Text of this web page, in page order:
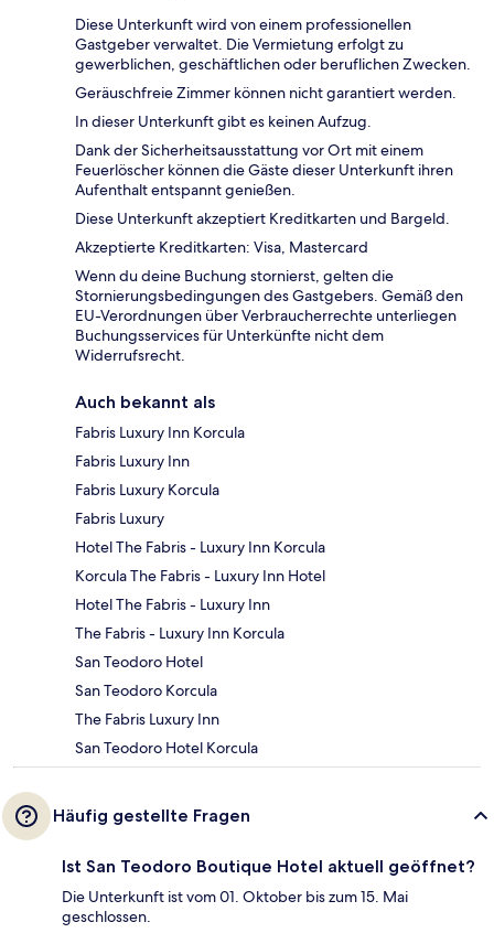
Diese Unterkunft wird von einem professionellen
Gastgeber verwaltet. Die Vermietung erfolgt zu
gewerblichen, geschäftlichen oder beruflichen Zwecken.
Geräuschfreie Zimmer können nicht garantiert werden.
In dieser Unterkunft gibt es keinen Aufzug.
Dank der Sicherheitsausstattung vor Ort mit einem
Feuerlöscher können die Gäste dieser Unterkunft ihren
Aufenthalt entspannt genießen.
Diese Unterkunft akzeptiert Kreditkarten und Bargeld.
Akzeptierte Kreditkarten: Visa, Mastercard
Wenn du deine Buchung stornierst, gelten die
Stornierungsbedingungen des Gastgebers. Gemäß den
EU-Verordnungen über Verbraucherrechte unterliegen
Buchungsservices für Unterkünfte nicht dem
Widerrufsrecht.
Auch bekannt als
Fabris Luxury Inn Korcula
Fabris Luxury Inn
Fabris Luxury Korcula
Fabris Luxury
Hotel The Fabris - Luxury Inn Korcula
Korcula The Fabris - Luxury Inn Hotel
Hotel The Fabris - Luxury Inn
The Fabris - Luxury Inn Korcula
San Teodoro Hotel
San Teodoro Korcula
The Fabris Luxury Inn
San Teodoro Hotel Korcula
Häufig gestellte Fragen
Ist San Teodoro Boutique Hotel aktuell geöffnet?
Die Unterkunft ist vom 01. Oktober bis zum 15. Mai
geschlossen.